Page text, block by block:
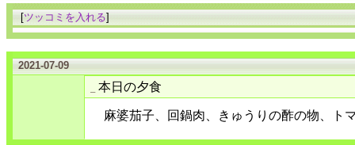
[ツッコミを入れる]
2021-07-09
本日の夕食
麻婆茄子、回鍋肉、きゅうりの酢の物、ト